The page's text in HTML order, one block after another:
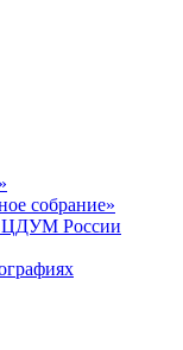
собрание»
ЦДУМ России